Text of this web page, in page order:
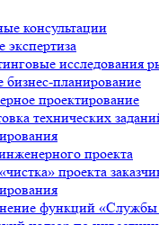
консультации
экспертиза
исследования
бизнес-планирование
проектирование
технических
проекта
проекта
функций «Службы